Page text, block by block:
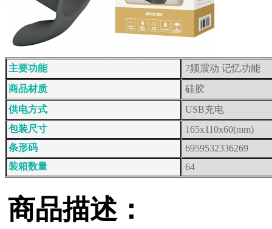
主要功能
7频震动 记忆功能
商品材质
硅胶
供电方式
USB充电
包装尺寸
165x110x60(mm)
条形码
6959532336269
装箱数量
64
商品描述：